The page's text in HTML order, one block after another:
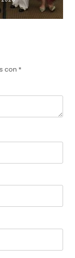
con *